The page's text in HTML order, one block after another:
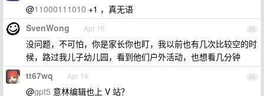
@11000111010 +1 ，真无语
83
SvenWong Apr 16
没问题，不可怕，你是家长你也盯，我以前也有几次比较空的时
候，路过我儿子幼儿园，看到他们户外活动，也想看几分钟
84
tt67wq Apr 16
@gpt5 意林编辑也上 V 站？